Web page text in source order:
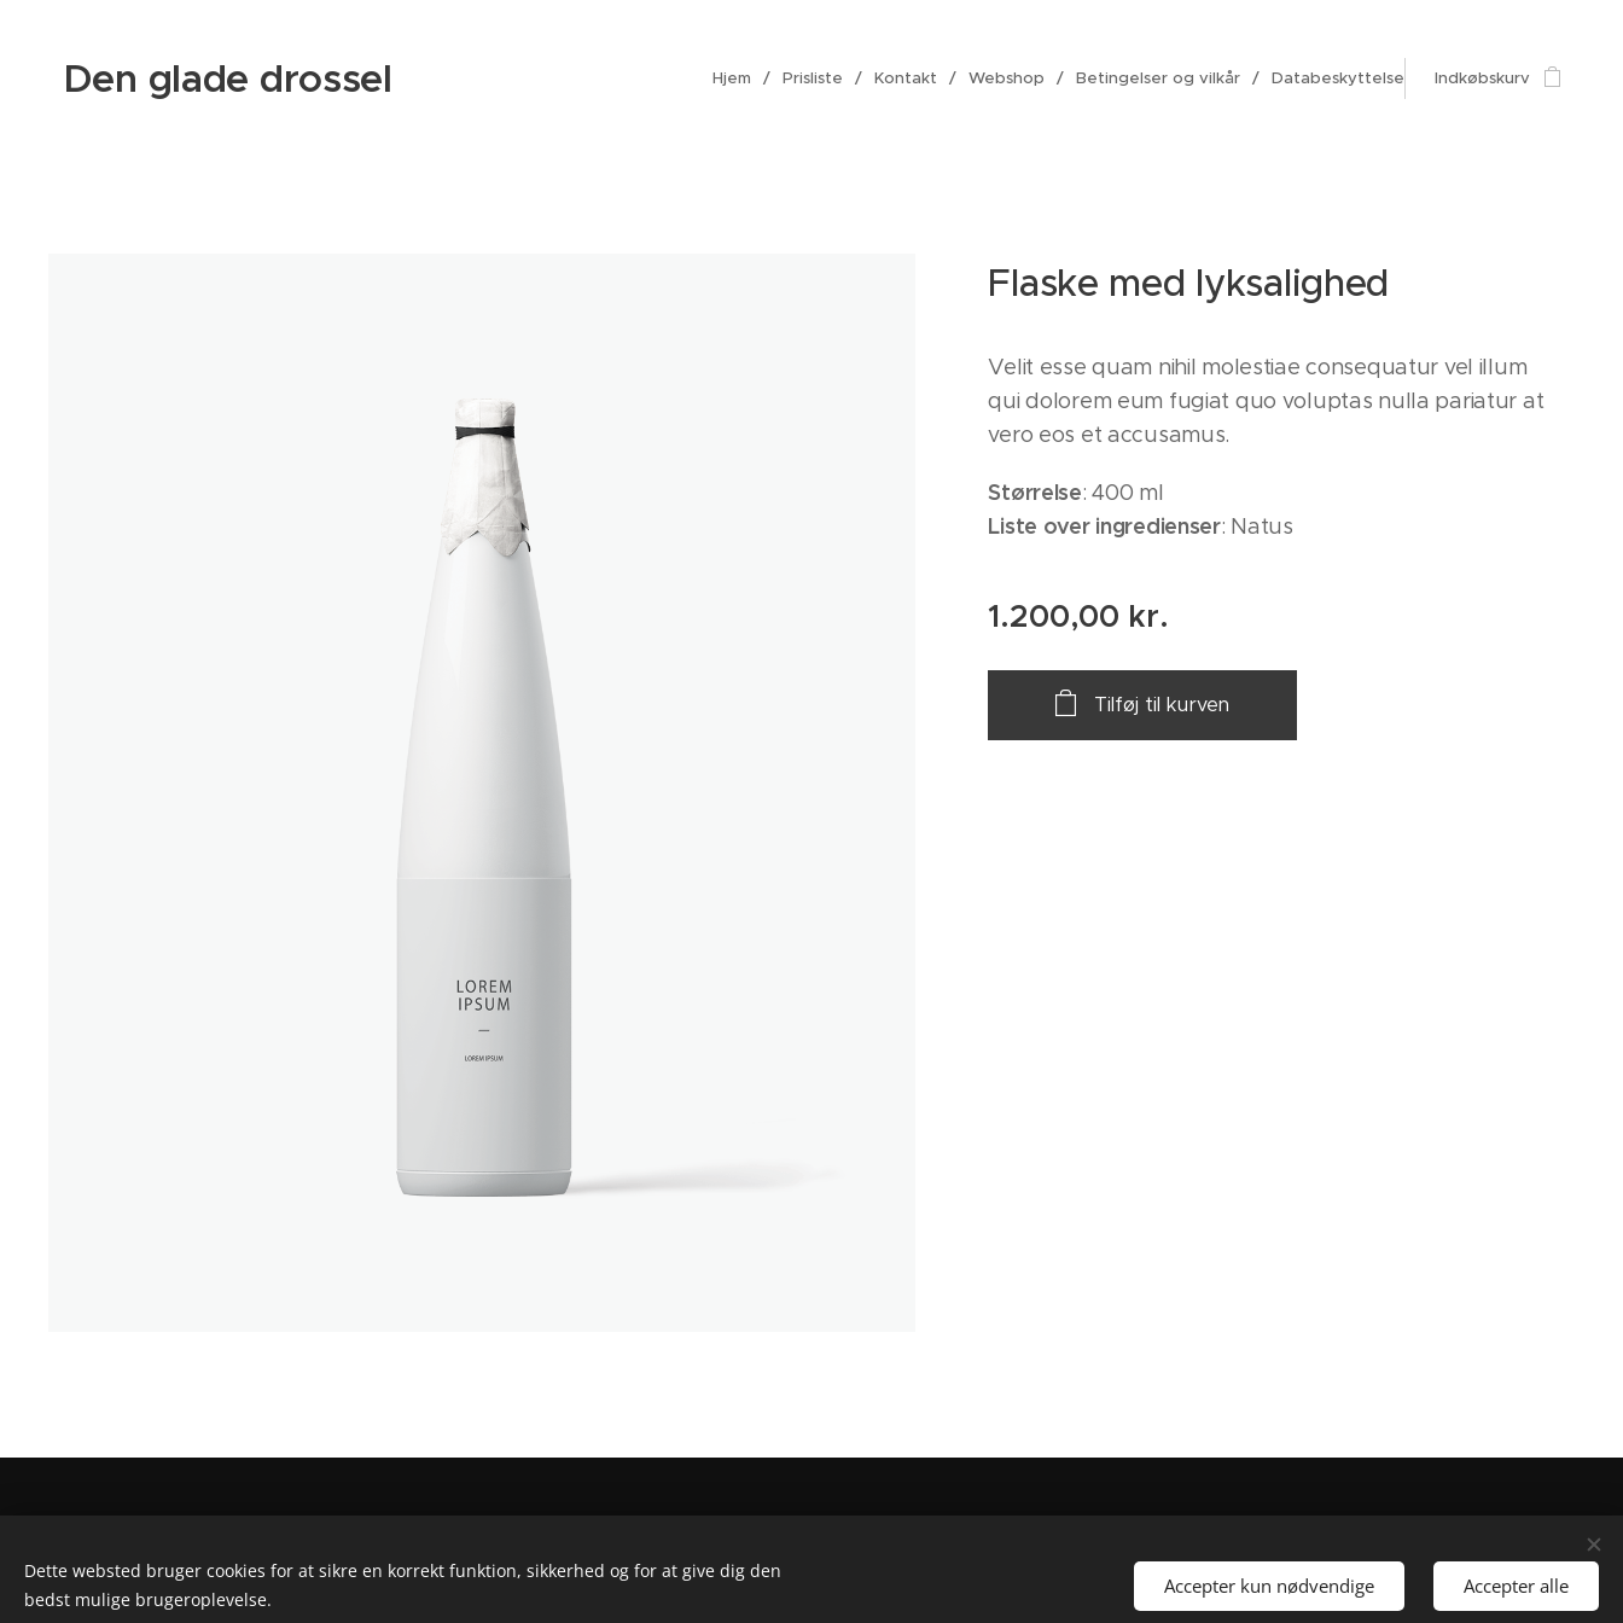
Den glade drossel Hjem Prisliste Kontakt Webshop Betingelser og vilkår Databeskyttelse Indkøbskurv
Flaske med lyksalighed
Velit esse quam nihil molestiae consequatur vel illum
qui dolorem eum fugiat quo voluptas nulla pariatur at
vero eos et accusamus.
Størrelse: 400 ml
Liste over ingredienser: Natus
1.200,00 kr.
Tilføj til kurven
Cookies
Dette websted bruger cookies for at sikre en korrekt funktion, sikkerhed og for at give dig den
bedst mulige brugeroplevelse.
Accepter kun nødvendige Accepter alle